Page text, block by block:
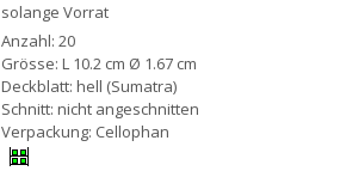
solange Vorrat
Anzahl: 20
Grösse: L 10.2 cm Ø 1.67 cm
Deckblatt: hell (Sumatra)
Schnitt: nicht angeschnitten
Verpackung: Cellophan